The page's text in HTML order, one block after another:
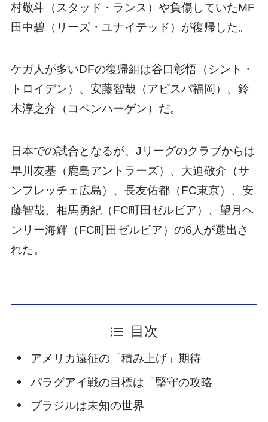
村敬斗（スタッド・ランス）や負傷していたMF
田中碧（リーズ・ユナイテッド）が復帰した。
ケガ人が多いDFの復帰組は谷口彰悟（シント・
トロイデン）、安藤智哉（アビスパ福岡）、鈴
木淳之介（コペンハーゲン）だ。
日本での試合となるが、Jリーグのクラブからは
早川友基（鹿島アントラーズ）、大迫敬介（サ
ンフレッチェ広島）、長友佑都（FC東京）、安
藤智哉、相馬勇紀（FC町田ゼルビア）、望月ヘ
ンリー海輝（FC町田ゼルビア）の6人が選出さ
れた。
目次
アメリカ遠征の「積み上げ」期待
パラグアイ戦の目標は「堅守の攻略」
ブラジルは未知の世界